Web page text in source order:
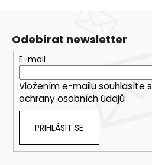
Odebírat newsletter
E-mail
Vložením e-mailu souhlasíte s
ochrany osobních údajů
PŘIHLÁSIT SE